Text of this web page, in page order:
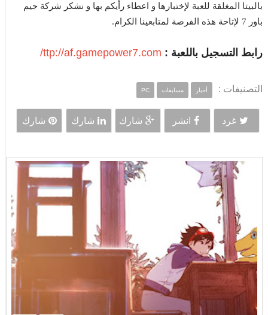
بالبيتا المغلقة للعبة لإختبارها و اعطاء رأيكم بها و نشكر شركة جيم
باور 7 لإتاحة هذه الفرصة لمتابعينا الكرام.
رابط التسجيل باللعبة : ttp://af.gamepower7.com/
التصنيفات : أخبار مسابقات PC
غرد انشر شارك شارك شارك